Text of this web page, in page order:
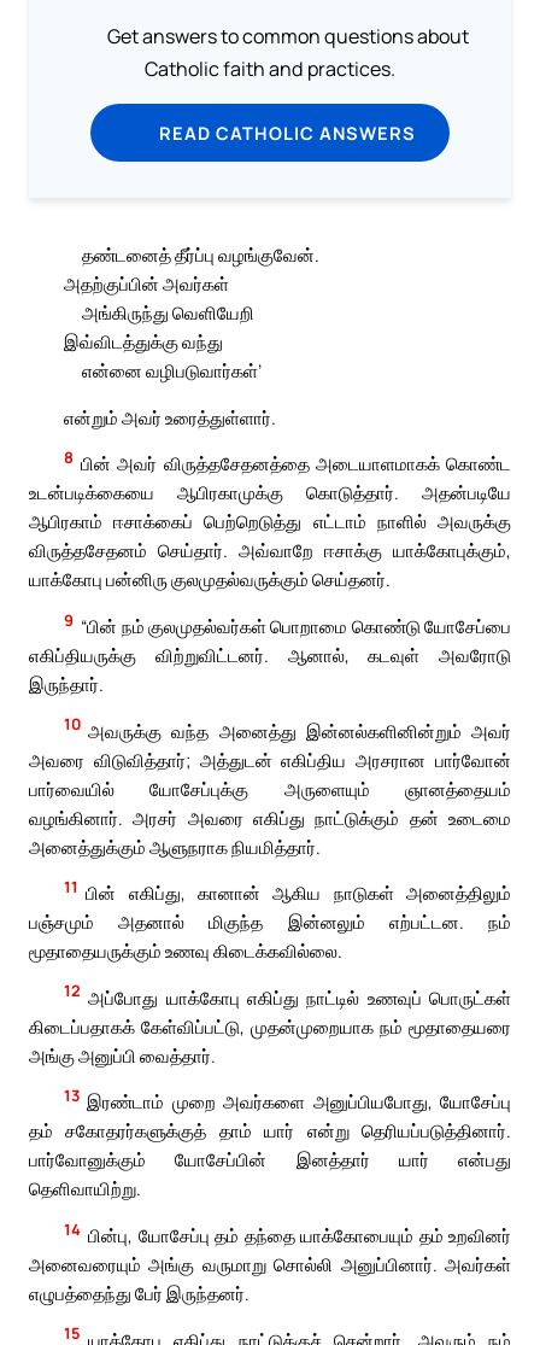
Get answers to common questions about
Catholic faith and practices.
READ CATHOLIC ANSWERS
தண்டனைத் தீர்ப்பு வழங்குவேன்.
அதற்குப்பின் அவர்கள்
அங்கிருந்து வெளியேறி
இவ்விடத்துக்கு வந்து
என்னை வழிபடுவார்கள்’
என்றும் அவர் உரைத்துள்ளார்.
8 பின் அவர் விருத்தசேதனத்தை அடையாளமாகக் கொண்ட
உடன்படிக்கையை ஆபிரகாமுக்கு கொடுத்தார். அதன்படியே
ஆபிரகாம் ஈசாக்கைப் பெற்றெடுத்து எட்டாம் நாளில் அவருக்கு
விருத்தசேதனம் செய்தார். அவ்வாறே ஈசாக்கு யாக்கோபுக்கும்,
யாக்கோபு பன்னிரு குலமுதல்வருக்கும் செய்தனர்.
9 “பின் நம் குலமுதல்வர்கள் பொறாமை கொண்டு யோசேப்பை
எகிப்தியருக்கு விற்றுவிட்டனர். ஆனால், கடவுள் அவரோடு
இருந்தார்.
10 அவருக்கு வந்த அனைத்து இன்னல்களினின்றும் அவர்
அவரை விடுவித்தார்; அத்துடன் எகிப்திய அரசரான பார்வோன்
பார்வையில் யோசேப்புக்கு அருளையும் ஞானத்தையம்
வழங்கினார். அரசர் அவரை எகிப்து நாட்டுக்கும் தன் உடைமை
அனைத்துக்கும் ஆளுநராக நியமித்தார்.
11 பின் எகிப்து, கானான் ஆகிய நாடுகள் அனைத்திலும்
பஞ்சமும் அதனால் மிகுந்த இன்னலும் எற்பட்டன. நம்
மூதாதையருக்கும் உணவு கிடைக்கவில்லை.
12 அப்போது யாக்கோபு எகிப்து நாட்டில் உணவுப் பொருட்கள்
கிடைப்பதாகக் கேள்விப்பட்டு, முதன்முறையாக நம் மூதாதையரை
அங்கு அனுப்பி வைத்தார்.
13 இரண்டாம் முறை அவர்களை அனுப்பியபோது, யோசேப்பு
தம் சகோதரர்களுக்குத் தாம் யார் என்று தெரியப்படுத்தினார்.
பார்வோனுக்கும் யோசேப்பின் இனத்தார் யார் என்பது
தெளிவாயிற்று.
14 பின்பு, யோசேப்பு தம் தந்தை யாக்கோபையும் தம் உறவினர்
அனைவரையும் அங்கு வருமாறு சொல்லி அனுப்பினார். அவர்கள்
எழுபத்தைந்து பேர் இருந்தனர்.
15 யாக்கோபு எகிப்து நாட்டுக்குச் சென்றார். அவரும் நம்